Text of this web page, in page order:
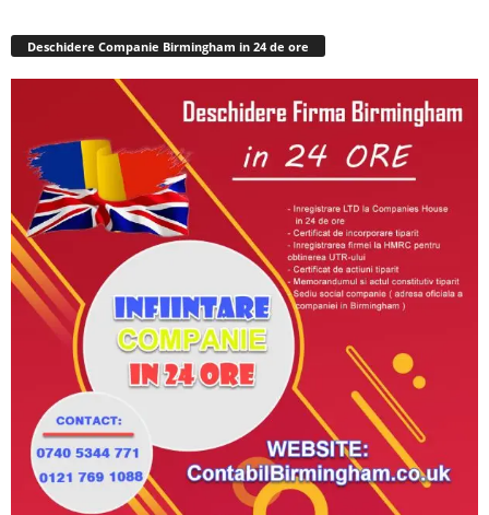
Deschidere Companie Birmingham in 24 de ore